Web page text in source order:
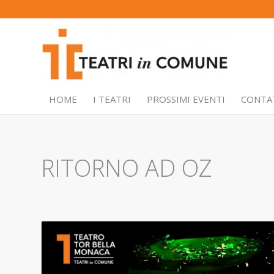
HOME I TEATRI PROSSIMI EVENTI
RITORNO AD OZ